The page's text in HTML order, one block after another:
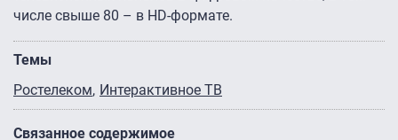
числе свыше 80 – в HD-формате.
Темы
Ростелеком
Интерактивное ТВ
Связанное содержимое